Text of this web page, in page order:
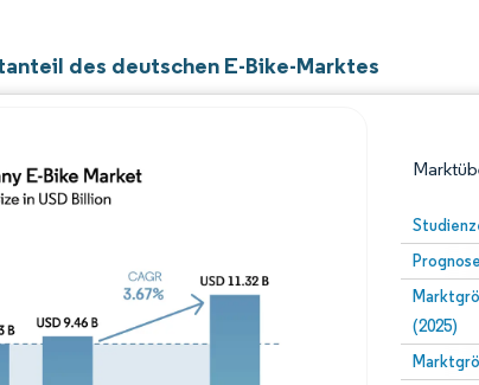
des deutschen E-Bike-Marktes
(2025)